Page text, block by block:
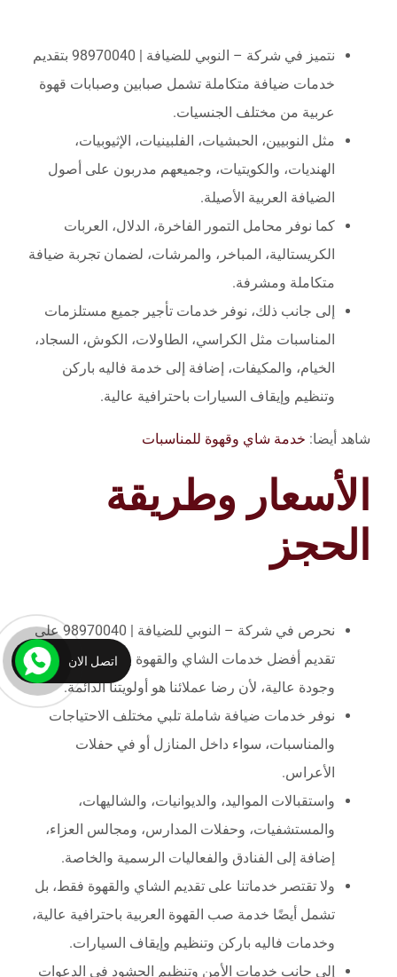
نتميز في شركة – النوبي للضيافة | 98970040 بتقديم
خدمات ضيافة متكاملة تشمل صبابين وصبابات قهوة
عربية من مختلف الجنسيات.
مثل النوبيين، الحبشيات، الفلبينيات، الإثيوبيات،
الهنديات، والكويتيات، وجميعهم مدربون على أصول
الضيافة العربية الأصيلة.
كما نوفر محامل التمور الفاخرة، الدلال، العربات
الكريستالية، المباخر، والمرشات، لضمان تجربة ضيافة
متكاملة ومشرفة.
إلى جانب ذلك، نوفر خدمات تأجير جميع مستلزمات
المناسبات مثل الكراسي، الطاولات، الكوش، السجاد،
الخيام، والمكيفات، إضافة إلى خدمة فاليه باركن
وتنظيم وإيقاف السيارات باحترافية عالية.
شاهد أيضا: خدمة شاي وقهوة للمناسبات
الأسعار وطريقة
الحجز
نحرص في شركة – النوبي للضيافة | 98970040 على
تقديم أفضل خدمات الشاي والقهوة بأسعار تنافسية
وجودة عالية، لأن رضا عملائنا هو أولويتنا الدائمة.
نوفر خدمات ضيافة شاملة تلبي مختلف الاحتياجات
والمناسبات، سواء داخل المنازل أو في حفلات
الأعراس.
واستقبالات المواليد، والديوانيات، والشاليهات،
والمستشفيات، وحفلات المدارس، ومجالس العزاء،
إضافة إلى الفنادق والفعاليات الرسمية والخاصة.
ولا تقتصر خدماتنا على تقديم الشاي والقهوة فقط، بل
تشمل أيضًا خدمة صب القهوة العربية باحترافية عالية،
وخدمات فاليه باركن وتنظيم وإيقاف السيارات.
إلى جانب خدمات الأمن وتنظيم الحشود في الدعوات
اتصل الان